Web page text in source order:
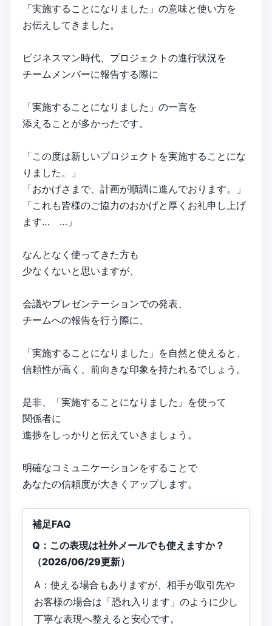
「実施することになりました」の意味と使い方を
お伝えしてきました。
ビジネスマン時代、プロジェクトの進行状況を
チームメンバーに報告する際に
「実施することになりました」の一言を
添えることが多かったです。
「この度は新しいプロジェクトを実施することにな
りました。」
「おかげさまで、計画が順調に進んでおります。」
「これも皆様のご協力のおかげと厚くお礼申し上げ
ます… …」
なんとなく使ってきた方も
少なくないと思いますが、
会議やプレゼンテーションでの発表、
チームへの報告を行う際に、
「実施することになりました」を自然と使えると、
信頼性が高く、前向きな印象を持たれるでしょう。
是非、「実施することになりました」を使って
関係者に
進捗をしっかりと伝えていきましょう。
明確なコミュニケーションをすることで
あなたの信頼度が大きくアップします。
補足FAQ
Q：この表現は社外メールでも使えますか？
（2026/06/29更新）
A：使える場合もありますが、相手が取引先や
お客様の場合は「恐れ入ります」のように少し
丁寧な表現へ整えると安心です。